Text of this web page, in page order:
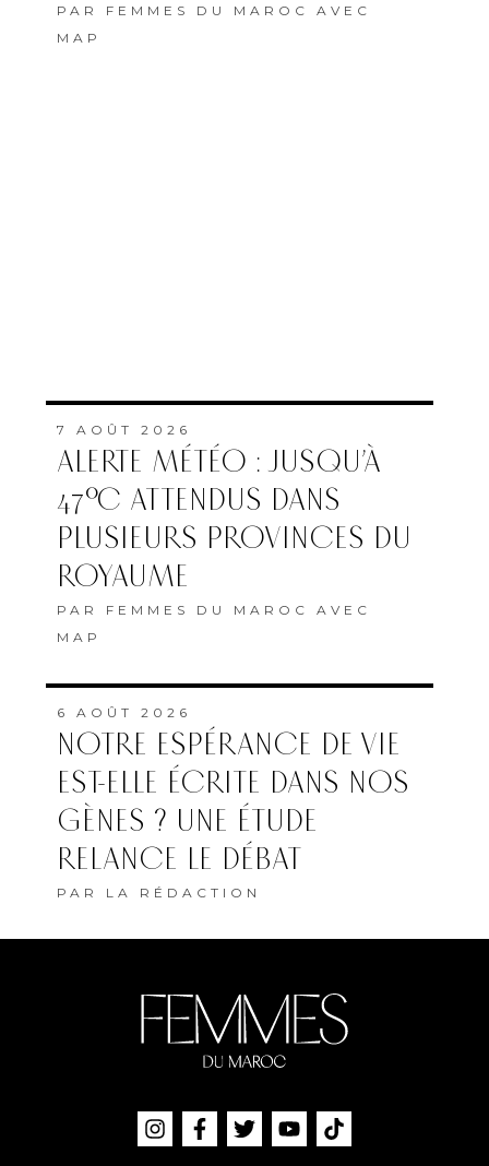
PAR FEMMES DU MAROC AVEC
MAP
7 AOÛT 2026
ALERTE MÉTÉO : JUSQU’À
47°C ATTENDUS DANS
PLUSIEURS PROVINCES DU
ROYAUME
PAR FEMMES DU MAROC AVEC
MAP
6 AOÛT 2026
NOTRE ESPÉRANCE DE VIE
EST-ELLE ÉCRITE DANS NOS
GÈNES ? UNE ÉTUDE
RELANCE LE DÉBAT
PAR LA RÉDACTION